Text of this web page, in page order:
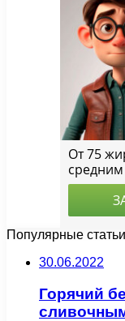
Популярные статьи
30.06.2022
Горячий